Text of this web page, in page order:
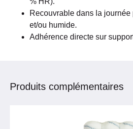
Recouvrable dans la journée
et/ou humide.
Adhérence directe sur
Produits complémentaires